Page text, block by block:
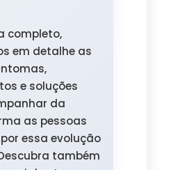
completo,
em detalhe as
e soluções
da
as pessoas
essa evolução
também